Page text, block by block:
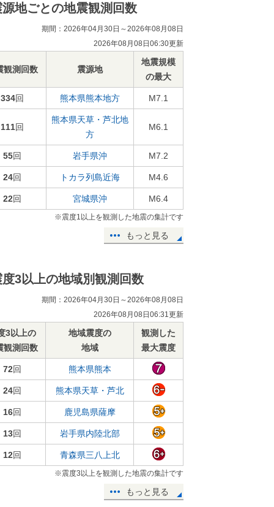
源地ごとの地震観測回数
期間：2026年04月30日～2026年08月08日
2026年08月08日06:30更新
観測回数 震源地
地震規模
の最大
334回 熊本県熊本地方 M7.1
111回
熊本県天草・芦北地
方
M6.1
55回 岩手県沖 M7.2
24回 トカラ列島近海 M4.6
22回 宮城県沖 M6.4
※震度1以上を観測した地震の集計です
もっと見る
度3以上の地域別観測回数
期間：2026年04月30日～2026年08月08日
2026年08月08日06:31更新
3以上の
観測回数
地域震度の
地域
観測した
最大震度
72回 熊本県熊本
24回 熊本県天草・芦北
16回 鹿児島県薩摩
13回 岩手県内陸北部
12回 青森県三八上北
※震度3以上を観測した地震の集計です
もっと見る